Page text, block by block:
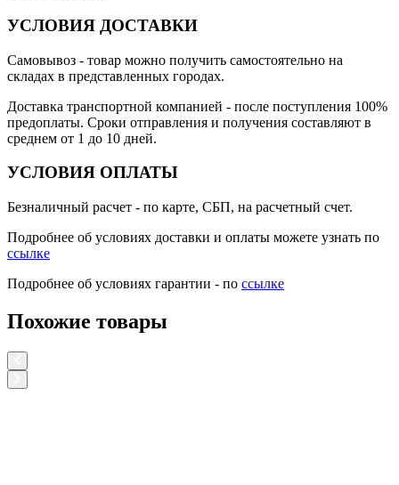
УСЛОВИЯ ДОСТАВКИ
Самовывоз - товар можно получить самостоятельно на
складах в представленных городах.
Доставка транспортной компанией - после поступления 100%
предоплаты. Сроки отправления и получения составляют в
среднем от 1 до 10 дней.
УСЛОВИЯ ОПЛАТЫ
Безналичный расчет - по карте, СБП, на расчетный счет.
Подробнее об условиях доставки и оплаты можете узнать по
ссылке
Подробнее об условиях гарантии - по ссылке
Похожие товары